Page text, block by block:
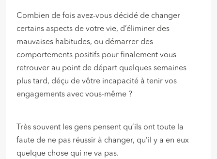
Combien de fois avez-vous décidé de changer
certains aspects de votre vie, d’éliminer des
mauvaises habitudes, ou démarrer des
comportements positifs pour finalement vous
retrouver au point de départ quelques semaines
plus tard, déçu de vôtre incapacité à tenir vos
engagements avec vous-même ?
Très souvent les gens pensent qu’ils ont toute la
faute de ne pas réussir à changer, qu’il y a en eux
quelque chose qui ne va pas.